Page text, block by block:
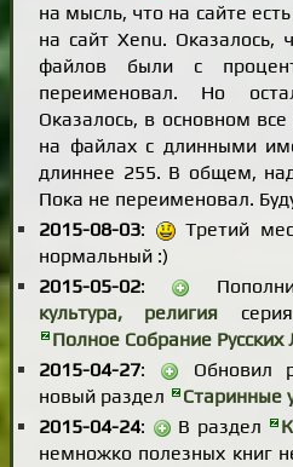
на мысль, что на сайте
на сайт Xenu. Оказалось,
файлов были с
переименовал. Но
Оказалось, в основном
на файлах с длинными
длиннее 255. В общем,
Пока не переименовал.
2015-08-03:
Третий
нормальный :)
2015-05-02:
культура, религия
Полное Собрание Русских
2015-04-27: Обновил
новый раздел
Старинные
2015-04-24: В раздел
немножко полезных книг